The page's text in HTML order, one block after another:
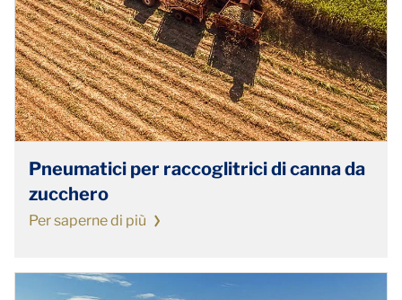
Pneumatici per raccoglitrici di canna da
zucchero
Per saperne di più